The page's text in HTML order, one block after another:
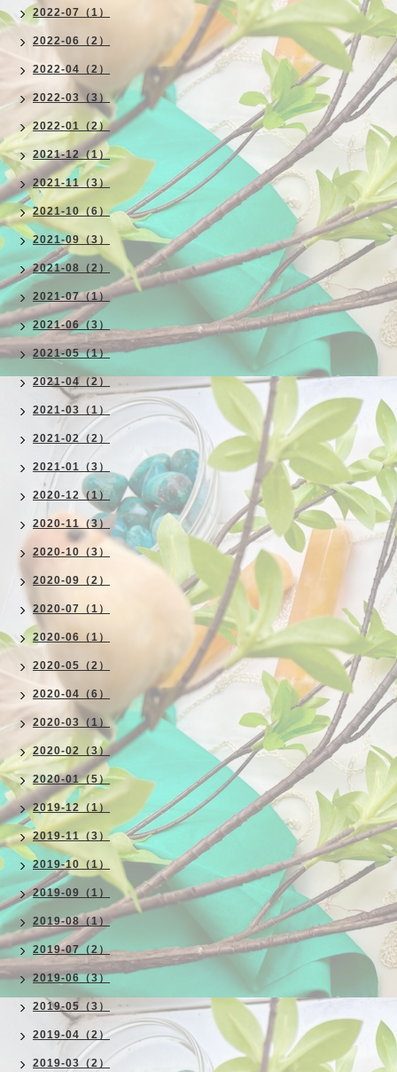
2022-07（1）
2022-06（2）
2022-04（2）
2022-03（3）
2022-01（2）
2021-12（1）
2021-11（3）
2021-10（6）
2021-09（3）
2021-08（2）
2021-07（1）
2021-06（3）
2021-05（1）
2021-04（2）
2021-03（1）
2021-02（2）
2021-01（3）
2020-12（1）
2020-11（3）
2020-10（3）
2020-09（2）
2020-07（1）
2020-06（1）
2020-05（2）
2020-04（6）
2020-03（1）
2020-02（3）
2020-01（5）
2019-12（1）
2019-11（3）
2019-10（1）
2019-09（1）
2019-08（1）
2019-07（2）
2019-06（3）
2019-05（3）
2019-04（2）
2019-03（2）